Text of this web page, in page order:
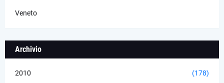
Veneto
Archivio
2010 (178)